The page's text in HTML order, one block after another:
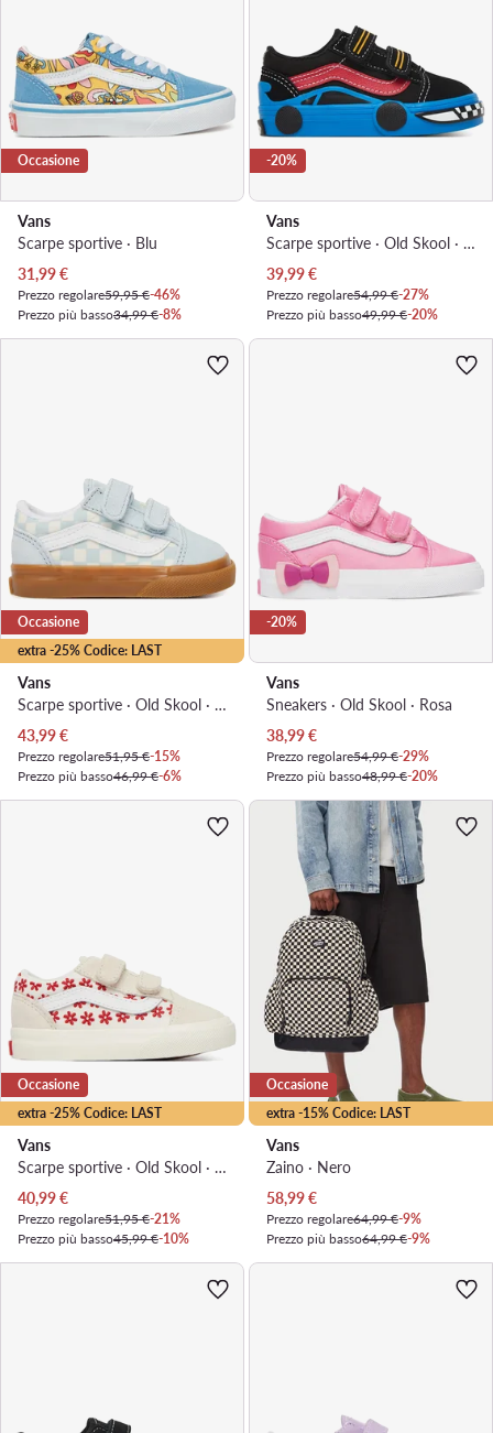
Occasione
Vans
Scarpe sportive · Blu
Prezzo attuale
31,99€
Prezzo regolare59,95 €-46%
Prezzo più basso34,99 €-8%
-20%
Vans
Scarpe sportive · Old Skool · Nero
Prezzo attuale
39,99€
Prezzo regolare54,99 €-27%
Prezzo più basso49,99 €-20%
extra -25% Codice: LAST
Occasione
Vans
Scarpe sportive · Old Skool · Azzurro chiaro
Prezzo attuale
43,99€
Prezzo regolare51,95 €-15%
Prezzo più basso46,99 €-6%
-20%
Vans
Sneakers · Old Skool · Rosa
Prezzo attuale
38,99€
Prezzo regolare54,99 €-29%
Prezzo più basso48,99 €-20%
extra -25% Codice: LAST
Occasione
Vans
Scarpe sportive · Old Skool · Beige
Prezzo attuale
40,99€
Prezzo regolare51,95 €-21%
Prezzo più basso45,99 €-10%
extra -15% Codice: LAST
Occasione
Vans
Zaino · Nero
Prezzo attuale
58,99€
Prezzo regolare64,99 €-9%
Prezzo più basso64,99 €-9%